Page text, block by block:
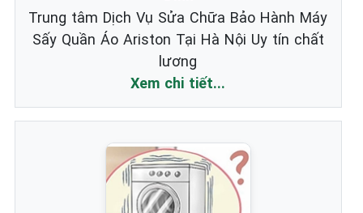
Trung tâm Dịch Vụ Sửa Chữa Bảo Hành Máy
Sấy Quần Áo Ariston Tại Hà Nội Uy tín chất
lương
Xem chi tiết...